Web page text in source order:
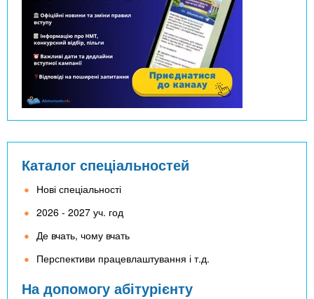
Каталог спеціальностей
Нові спеціальності
2026 - 2027 уч. год
Де вчать, чому вчать
Перспективи працевлаштування і т.д.
На допомогу абітурієнту